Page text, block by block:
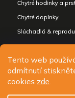
Tento web
odmítnutí
cookies zde.
Chytré hodinky a
Chytré doplnky
Slúchadlá &
Copyright 2026